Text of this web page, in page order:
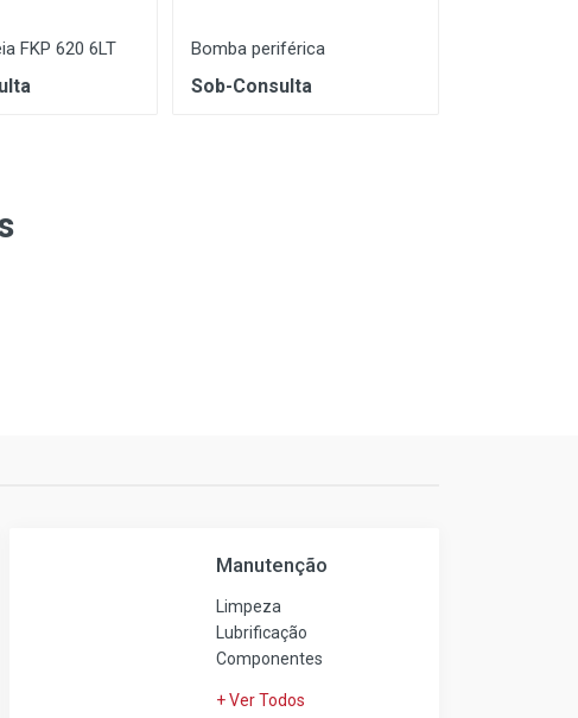
FKP 620 6LT Bomba periférica
Sob-Consulta
Manutenção
Limpeza
Lubrificação
Componentes
+ Ver Todos